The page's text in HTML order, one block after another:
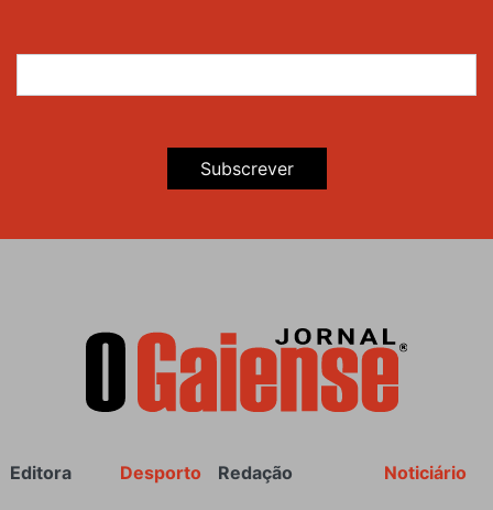
Subscrever
Rodapé Noticiário
Redação
Desporto
Editora